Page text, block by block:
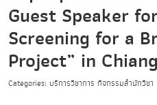
Guest Speaker
Screening for a
Project” in
Categories: บริการวิชาการ กิจกรรมสำนักวิชา